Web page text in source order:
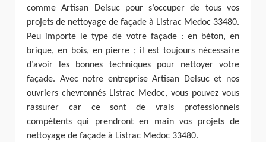
comme Artisan Delsuc pour s’occuper de tous vos
projets de nettoyage de façade à Listrac Medoc 33480.
Peu importe le type de votre façade : en béton, en
brique, en bois, en pierre ; il est toujours nécessaire
d’avoir les bonnes techniques pour nettoyer votre
façade. Avec notre entreprise Artisan Delsuc et nos
ouvriers chevronnés Listrac Medoc, vous pouvez vous
rassurer car ce sont de vrais professionnels
compétents qui prendront en main vos projets de
nettoyage de façade à Listrac Medoc 33480.